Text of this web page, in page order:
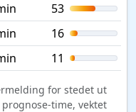
53
16
11
for stedet ut
time, vektet